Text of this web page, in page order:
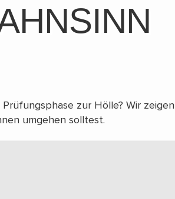
zur Hölle? Wir
umgehen solltest.